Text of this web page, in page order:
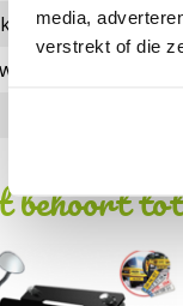
media,
verstrekt of die
in kg: